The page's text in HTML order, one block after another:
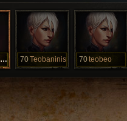
Teeybeeyy 70Teobaninis 70teobeo